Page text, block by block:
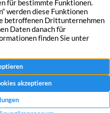
sich mit der Erfassung, Speicherung
zum Zweck der Bearbeitung Ihrer
und Widerrufshinweise